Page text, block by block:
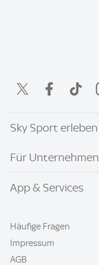
Sky Sport erleben
Für Unternehmen
App & Services
Häufige Fragen
Impressum
AGB